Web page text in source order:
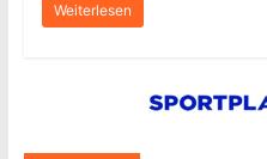
Weiterlesen